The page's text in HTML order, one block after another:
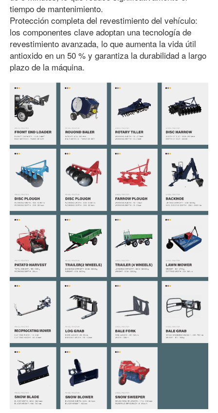
tiempo de mantenimiento.
Protección completa del revestimiento del vehículo:
los componentes clave adoptan una tecnología de
revestimiento avanzada, lo que aumenta la vida útil
antioxido en un 50 % y garantiza la durabilidad a largo
plazo de la máquina.